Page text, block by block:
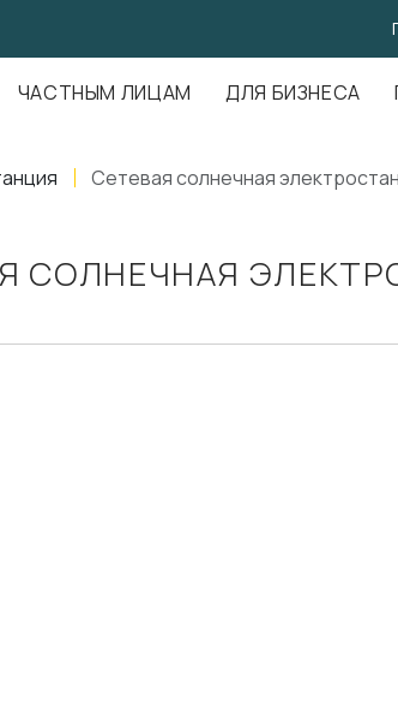
ЧАСТНЫМ ЛИЦАМ ДЛЯ БИЗНЕСА
Сетевая солнечная
СОЛНЕЧНАЯ